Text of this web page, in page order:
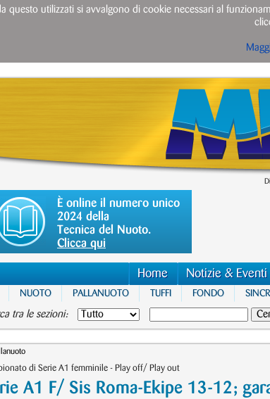
È online il numero unico
2024 della
Tecnica del Nuoto.
Clicca qui
Home Notizie & Eventi
NUOTO PALLANUOTO TUFFI FONDO
tra le sezioni:
di Serie A1 femminile - Play off/ Play out
A1 F/ Sis Roma-Ekipe 13-12;
questo utilizzati si avvalgono di cookie necessari al